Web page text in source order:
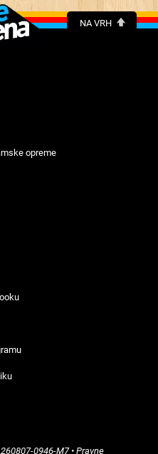
NA VRH
opreme
260807-0946-M7•Pravne